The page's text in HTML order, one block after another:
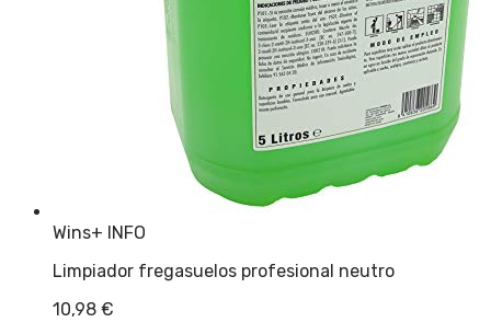
Wins+ INFO
Limpiador fregasuelos profesional neutro
10,98 €